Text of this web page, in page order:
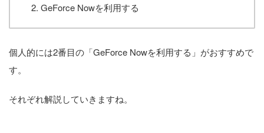
GeForce Nowを利用する
個人的には2番目の「GeForce Nowを利用する」がおすすめで
す。
それぞれ解説していきますね。